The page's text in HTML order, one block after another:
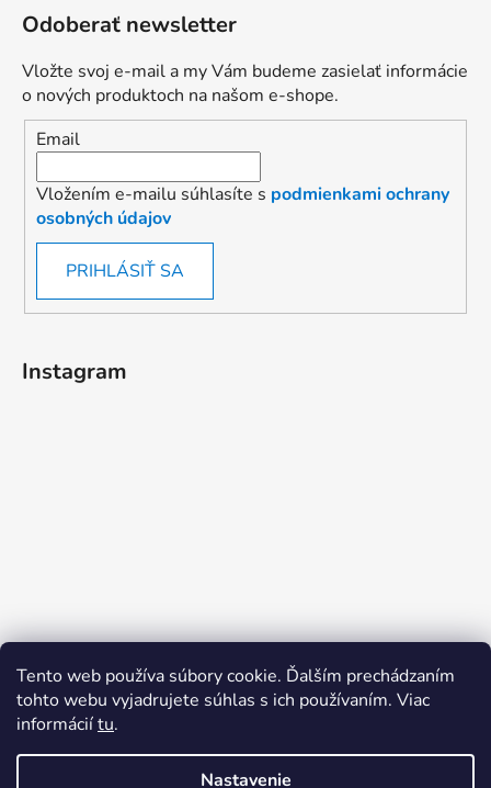
Tento web používa súbory cookie. Ďalším prechádzaním
tohto webu vyjadrujete súhlas s ich používaním. Viac
informáciítu.
Nastavenie
Odoberať newsletter
Vložte svoj e-mail a my Vám budeme zasielať informácie
o nových produktoch na našom e-shope.
Email
Vložením e-mailu súhlasíte s podmienkami ochrany
osobných údajov
PRIHLÁSIŤ SA
Instagram
Sledovať na Instagrame